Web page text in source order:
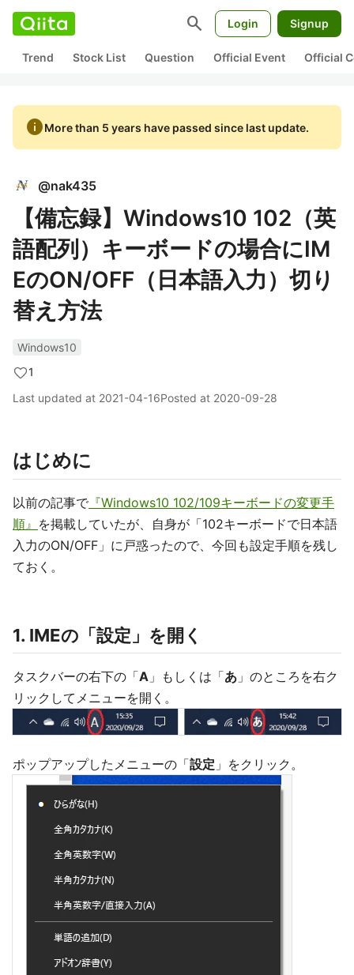
search Login Signup
Trend Stock List Question Official Event Official
infoMore than 5 years have passed since last update.
@nak435
【備忘録】Windows10 102（英
語配列）キーボードの場合にIM
EのON/OFF（日本語入力）切り
替え方法
Windows10
1
Last updated at 2021-04-16Posted at 2020-09-28
はじめに
以前の記事で 『Windows10 102/109キーボードの変更手
順』 を掲載していたが、自身が「102キーボードで日本語
入力のON/OFF」に戸惑ったので、今回も設定手順を残し
ておく。
1. IMEの「設定」を開く
タスクバーの右下の「A 」もしくは「あ 」のところを右ク
リックしてメニューを開く。
ポップアップしたメニューの「設定 」をクリック。